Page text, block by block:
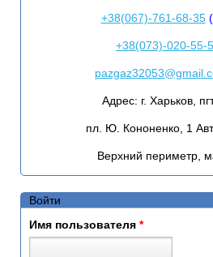
+38(067)-761-68-35
+38(073)-020-55-
Адрес: г. Харьков,
пл. Ю. Кононенко, 1
Верхний периметр,
Войти
Имя пользователя *